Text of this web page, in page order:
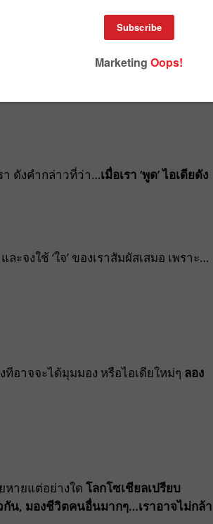
ยวกันตลอดทั้งวันนั้น ก็แลดูจะสาหัส
เอทีฟ’ ในตัวเรา…ให้เสียวซ่านอย่าง
ดังคำกล่าวที่ว่า…เมื่อเรา ‘พูด’ ไอเดียดัง
งใช้ ‘ใจ’ ของเราสัมผัสเสมอ เพราะ…
อาจจะได้มุมมอง หรือไอเดียใหม่ๆ ลอง
หายแต่อย่างใด โลกโซเชียลเปรียบ
น, มองชีวิตคนอื่นมากๆ…เราอาจไม่กล้า